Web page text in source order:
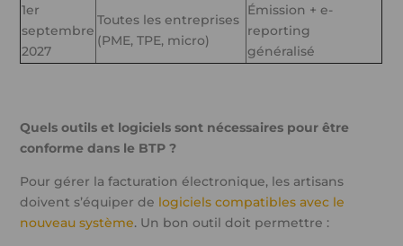
1er
septembre
2027
Toutes les entreprises
(PME, TPE, micro)
Émission + e-
reporting
généralisé
Quels outils et logiciels sont nécessaires pour être
conforme dans le BTP ?
Pour gérer la facturation électronique, les artisans
doivent s’équiper de logiciels compatibles avec le
nouveau système. Un bon outil doit permettre :